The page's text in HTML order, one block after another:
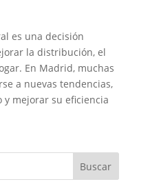
es una decisión
la distribución, el
En Madrid, muchas
a nuevas tendencias,
mejorar su eficiencia
Buscar